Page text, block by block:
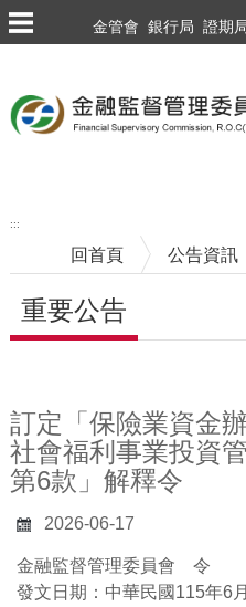
跳到主要內容區塊
金管會 銀行局 證期
:::
回首頁 公告資訊
重要公告
訂定「保險業資金
社會福利事業投資
第6款」解釋令
2026-06-17
金融監督管理委員會 令
發文日期：中華民國115年6